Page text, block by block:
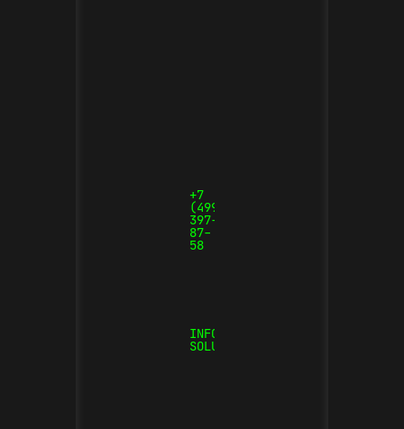
+7
(499)
397-
87-
58
INFO@NVI-
SOLUTIONS.COM